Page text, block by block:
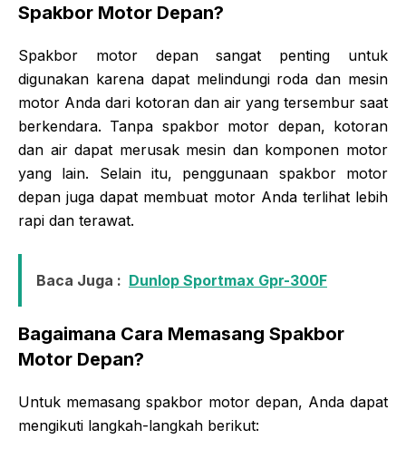
Spakbor Motor Depan?
Spakbor motor depan sangat penting untuk
digunakan karena dapat melindungi roda dan mesin
motor Anda dari kotoran dan air yang tersembur saat
berkendara. Tanpa spakbor motor depan, kotoran
dan air dapat merusak mesin dan komponen motor
yang lain. Selain itu, penggunaan spakbor motor
depan juga dapat membuat motor Anda terlihat lebih
rapi dan terawat.
Baca Juga : Dunlop Sportmax Gpr-300F
Bagaimana Cara Memasang Spakbor
Motor Depan?
Untuk memasang spakbor motor depan, Anda dapat
mengikuti langkah-langkah berikut: